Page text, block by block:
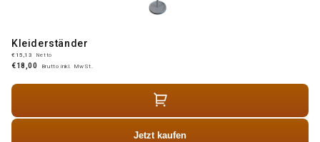
Kleiderständer
€15,13 Netto
€18,00 Brutto inkl. MwSt.
Jetzt kaufen